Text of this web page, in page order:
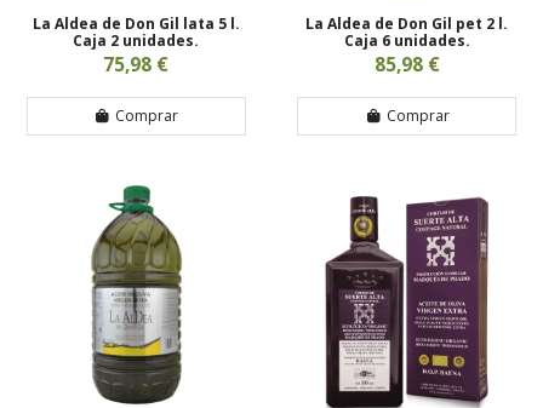
La Aldea de Don Gil lata 5 l.
Caja 2 unidades.
75,98 €
Comprar
La Aldea de Don Gil pet 2 l.
Caja 6 unidades.
85,98 €
Comprar